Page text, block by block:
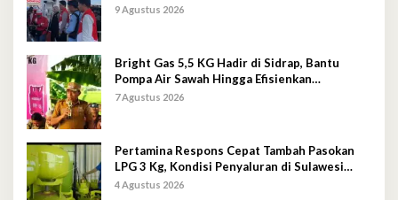
9 Agustus 2026
Bright Gas 5,5 KG Hadir di Sidrap, Bantu
Pompa Air Sawah Hingga Efisienkan
Penyaluran Elpiji 3 Kg
7 Agustus 2026
Pertamina Respons Cepat Tambah Pasokan
LPG 3 Kg, Kondisi Penyaluran di Sulawesi
Selatan Berlangsung Kondusif
4 Agustus 2026